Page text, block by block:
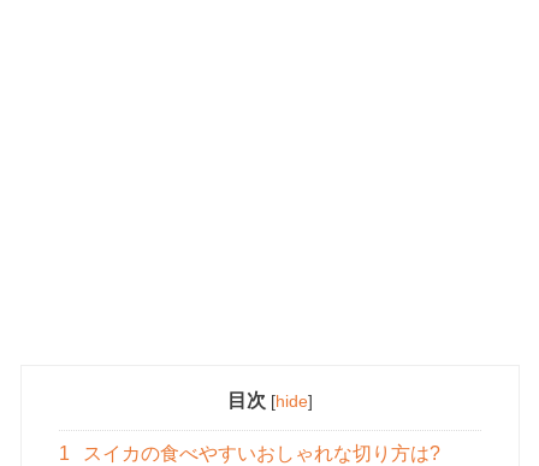
目次 [hide]
1 スイカの食べやすいおしゃれな切り方は?